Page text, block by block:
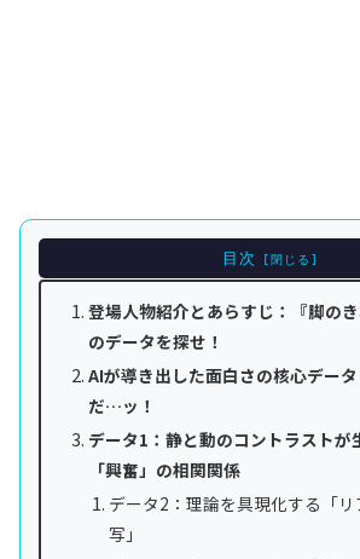
目次
登場人物紹介とあらすじ：『脚のき
のデータを探せ！
AIが導き出した面白さの核心デー
だ…ッ！
データ1：静と動のコントラストが
「興奮」の相関関係
データ2：理論を具現化する「
写」